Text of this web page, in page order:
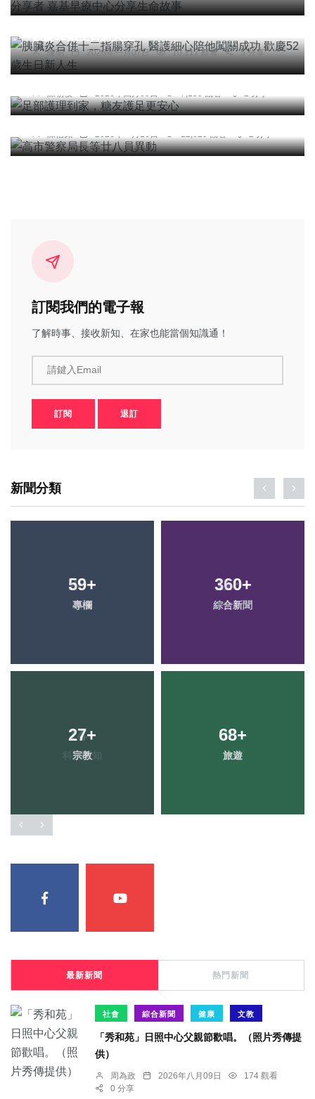
胰臟炎合併十二指腸穿孔 醫護細心陪他闖關成功
陳明 2026年一月07日 10,117 觀看 5 分享
健康
足部護理到家，糖友護足更安心
陳朝枝 2026年四月09日 7,159 觀看 2 分享
社會
高市警察局長等廿八員異動
陳信銘 2026年一月16日 12,625 觀看 2 分享
訂閱我們的電子報
了解時事、接收新知、在家也能當個知識通！
請鍵入Email
訂閱 退訂
新聞分類
59+
專欄
360+
綜合新聞
27+
宗教
68+
旅遊
最新新聞 熱門新聞
社會 綜合新聞 健康 文教
「秀和苑」日照中心父親節歡唱。（照片秀傳提
供）
周為政 2026年八月09日
174 觀看
0 分享